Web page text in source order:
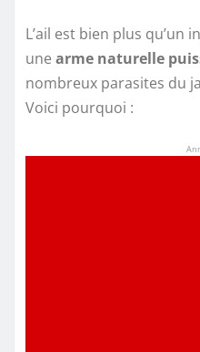
L’ail est bien plus qu’un
une arme naturelle
nombreux parasites du
Voici pourquoi :